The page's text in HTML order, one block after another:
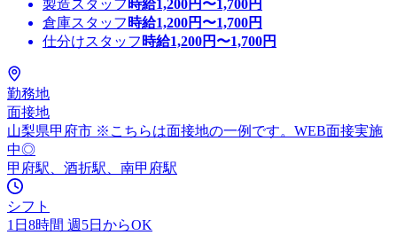
製造スタッフ 時給1,200円〜1,700円
倉庫スタッフ 時給1,200円〜1,700円
仕分けスタッフ 時給1,200円〜1,700円
勤務地
面接地
山梨県甲府市 ※こちらは面接地の一例です。WEB面接実施
中◎
甲府駅、酒折駅、南甲府駅
シフト
1日8時間 週5日からOK